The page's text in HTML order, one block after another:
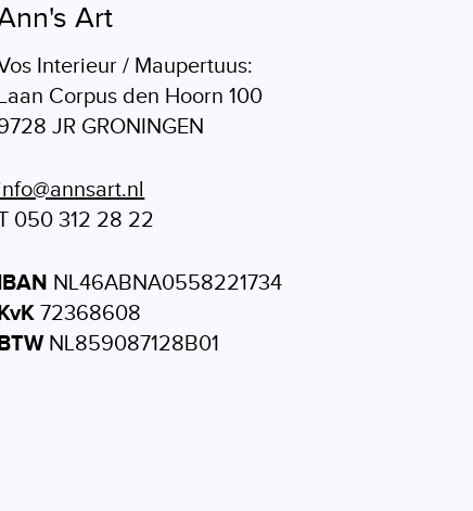
Art
Interieur / Maupertuus:
Corpus den Hoorn 100
JR GRONINGEN
050 312 28 22
NL46ABNA0558221734
72368608
NL859087128B01